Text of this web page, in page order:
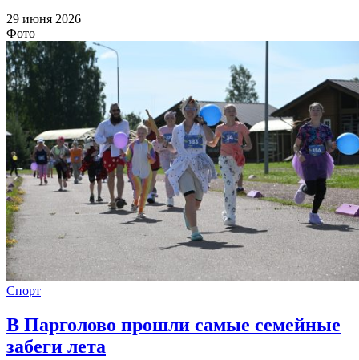
29 июня 2026
Фото
Спорт
В Парголово прошли самые семейные
забеги лета